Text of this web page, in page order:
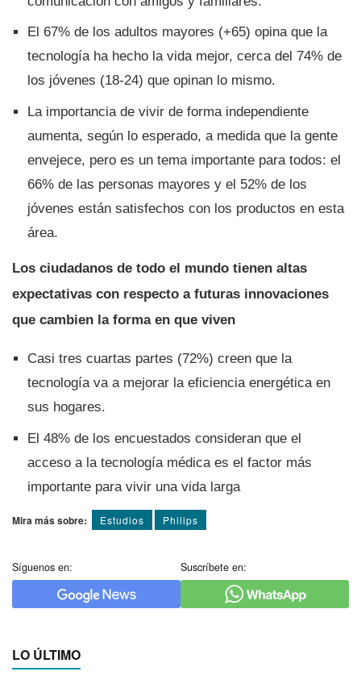
El 67% de los adultos mayores (+65) opina que la
tecnologí­a ha hecho la vida mejor, cerca del 74% de
los jóvenes (18-24) que opinan lo mismo.
La importancia de vivir de forma independiente
aumenta, según lo esperado, a medida que la gente
envejece, pero es un tema importante para todos: el
66% de las personas mayores y el 52% de los
jóvenes están satisfechos con los productos en esta
área.
Los ciudadanos de todo el mundo tienen altas
expectativas con respecto a futuras innovaciones
que cambien la forma en que viven
Casi tres cuartas partes (72%) creen que la
tecnologí­a va a mejorar la eficiencia energética en
sus hogares.
El 48% de los encuestados consideran que el
acceso a la tecnologí­a médica es el factor más
importante para vivir una vida larga
Mira más sobre: Estudios Philips
Síguenos en: Suscríbete en:
LO ÚLTIMO